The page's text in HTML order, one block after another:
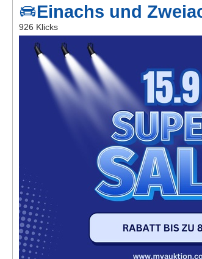
Kontakt
AGB, Nutzungsbedingungen
Impressum
Einachs und
926 Klicks